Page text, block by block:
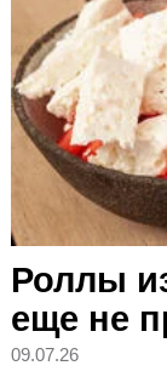
Роллы
еще не
09.07.26